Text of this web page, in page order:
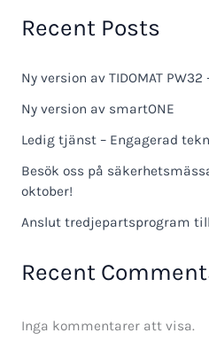
Recent Posts
Ny version av TIDOMAT PW32
Ny version av smartONE
Ledig tjänst – Engagerad
Besök oss på
oktober!
Anslut tredjepartsprogram till
Recent
Inga kommentarer att visa.